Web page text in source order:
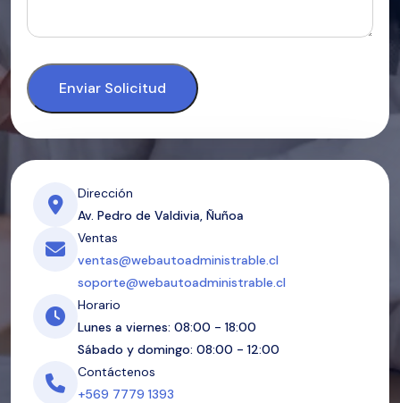
Enviar Solicitud
Dirección
Av. Pedro de Valdivia, Ñuñoa
Ventas
ventas@webautoadministrable.cl
soporte@webautoadministrable.cl
Horario
Lunes a viernes: 08:00 - 18:00
Sábado y domingo: 08:00 - 12:00
Contáctenos
+569 7779 1393